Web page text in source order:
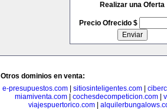
Realizar una Oferta
Precio Ofrecido $
Otros dominios en venta:
e-presupuestos.com
sitiosinteligentes.com
miamiventa.com
cochesdecompeticion.com
viajespuertorico.com|